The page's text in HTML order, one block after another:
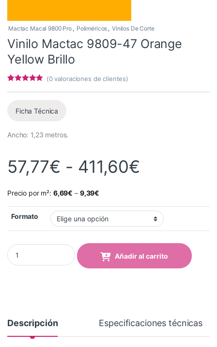
Mactac Macal 9800 Pro , Poliméricos , Vinilos De Corte
Vinilo Mactac 9809-47 Orange
Yellow Brillo
valoracione
s de
(0valoraciones de clientes)
Ficha Técnica
Ancho: 1,23 metros.
57,77€ - 411,60€
Precio por m²: 6,69€ – 9,39€
Formato
Vinilo Mactac 9809-47 Orange Yellow Brillo quantity
Añadir al carrito
Descripción Especificaciones técnicas